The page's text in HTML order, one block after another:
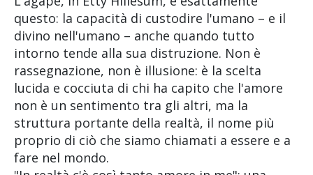
questo: la capacità di custodire l'umano – e il
divino nell'umano – anche quando tutto
intorno tende alla sua distruzione. Non è
rassegnazione, non è illusione: è la scelta
lucida e cocciuta di chi ha capito che l'amore
non è un sentimento tra gli altri, ma la
struttura portante della realtà, il nome più
proprio di ciò che siamo chiamati a essere e a
fare nel mondo.